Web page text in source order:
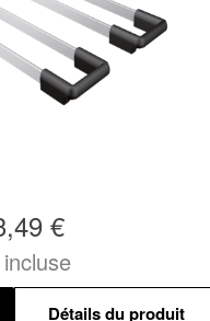
€
Détails du produit